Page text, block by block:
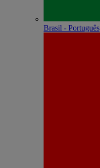
Brasil - Português